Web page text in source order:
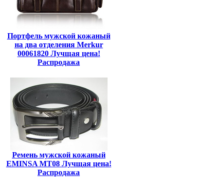
Портфель мужской кожаный
на два отделения Merkur
00061820 Лучщая цена!
Распродажа
Ремень мужской кожаный
EMINSA MT08 Лучщая цена!
Распродажа